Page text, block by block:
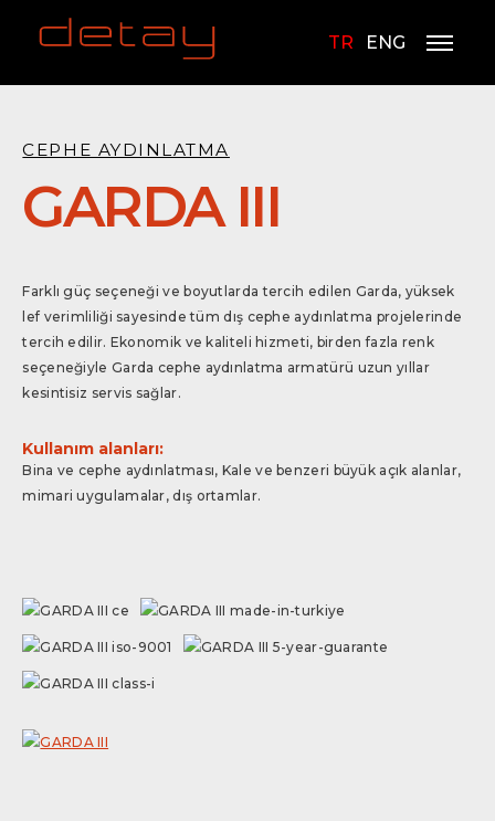
TR ENG
CEPHE AYDINLATMA
GARDA III
Farklı güç seçeneği ve boyutlarda tercih edilen Garda, yüksek
lef verimliliği sayesinde tüm dış cephe aydınlatma projelerinde
tercih edilir. Ekonomik ve kaliteli hizmeti, birden fazla renk
seçeneğiyle Garda cephe aydınlatma armatürü uzun yıllar
kesintisiz servis sağlar.
Kullanım alanları:
Bina ve cephe aydınlatması, Kale ve benzeri büyük açık alanlar,
mimari uygulamalar, dış ortamlar.